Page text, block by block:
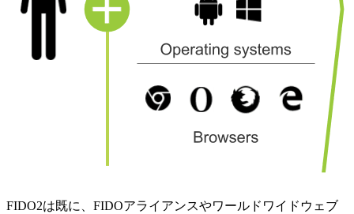
FIDO2は既に、FIDOアライアンスやワールドワイドウェブ